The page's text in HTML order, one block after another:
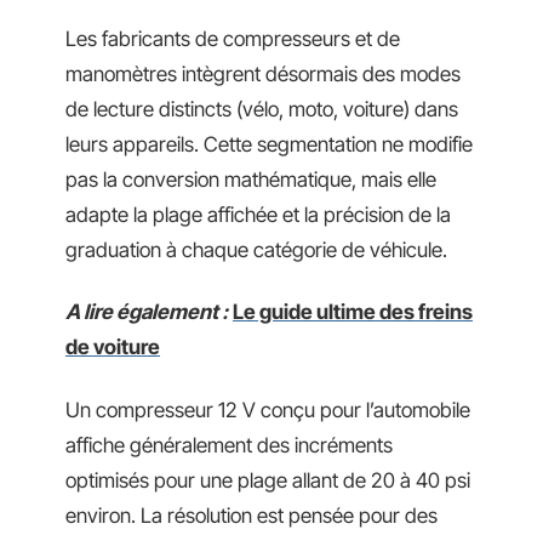
Les fabricants de compresseurs et de
manomètres intègrent désormais des modes
de lecture distincts (vélo, moto, voiture) dans
leurs appareils. Cette segmentation ne modifie
pas la conversion mathématique, mais elle
adapte la plage affichée et la précision de la
graduation à chaque catégorie de véhicule.
A lire également : Le guide ultime des freins
de voiture
Un compresseur 12 V conçu pour l’automobile
affiche généralement des incréments
optimisés pour une plage allant de 20 à 40 psi
environ. La résolution est pensée pour des